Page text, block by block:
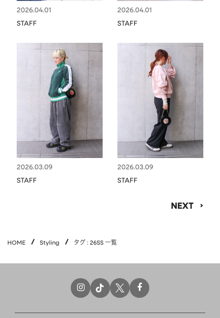
2026.04.01
STAFF
2026.04.01
STAFF
2026.03.09
STAFF
2026.03.09
STAFF
NEXT
HOME Styling タグ : 26SS 一覧